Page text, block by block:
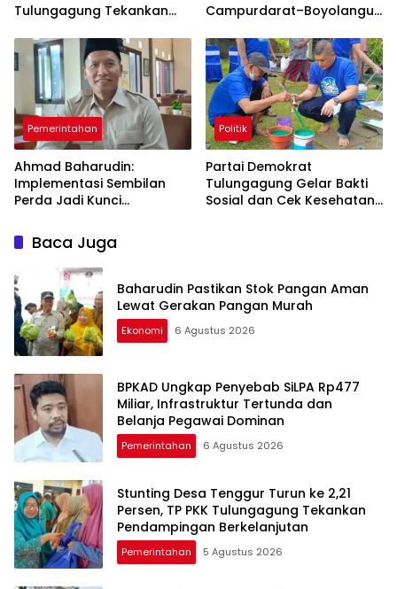
Tulungagung Tekankan
Berkelanjutan
Campurdarat–Boyolangu,
Diperbaiki
Pemerintahan
Ahmad Baharudin:
Implementasi Sembilan
Perda Jadi Kunci
Pembangunan
Tulungagung
Politik
Partai Demokrat
Tulungagung Gelar Bakti
Sosial dan Cek Kesehatan
Baca Juga
Baharudin Pastikan Stok Pangan Aman
Lewat Gerakan Pangan Murah
Ekonomi 6 Agustus 2026
BPKAD Ungkap Penyebab SiLPA Rp477
Miliar, Infrastruktur Tertunda dan
Belanja Pegawai Dominan
Pemerintahan 6 Agustus 2026
Stunting Desa Tenggur Turun ke 2,21
Persen, TP PKK Tulungagung Tekankan
Pendampingan Berkelanjutan
Pemerintahan 5 Agustus 2026